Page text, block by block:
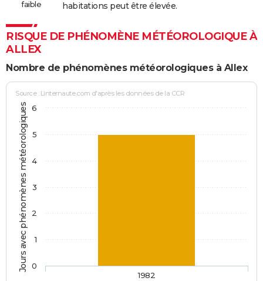
faible
habitations peut être élevée.
RISQUE DE PHÉNOMÈNE MÉTÉOROLOGIQUE À
ALLEX
Nombre de phénomènes météorologiques à Allex
Jours avec phénomènes météorologiques
Source : Linternaute.com d'après les données de la CCR
1982
0
1
2
3
4
5
6